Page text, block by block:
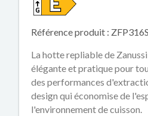
Référence produit : ZFP316S
La hotte repliable de
élégante et pratique pour
des performances
design qui économise de
l'environnement de cuisson.